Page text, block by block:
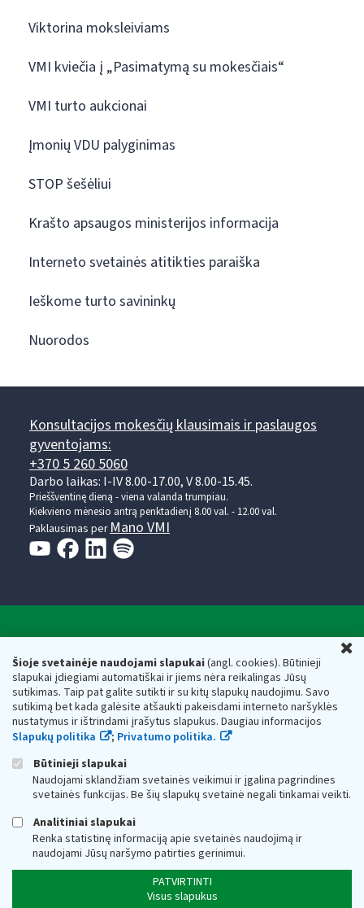
Šioje svetainėje naudojami slapukai(angl. cookies). Būtinieji
slapukai įdiegiami automatiškai ir jiems nėra reikalingas Jūsų
sutikimas. Taip pat galite sutikti ir su kitų slapukų naudojimu. Savo
sutikimą bet kada galėsite atšaukti pakeisdami interneto naršyklės
nustatymus ir ištrindami įrašytus slapukus. Daugiau informacijos
Slapukų politika
; Privatumo politika.
Būtinieji slapukai
Naudojami sklandžiam svetainės veikimui ir įgalina pagrindines
svetainės funkcijas. Be šių slapukų svetainė negali tinkamai veikti.
Analitiniai slapukai
Renka statistinę informaciją apie svetainės naudojimą ir
naudojami Jūsų naršymo patirties gerinimui.
PATVIRTINTI
Visus slapukus
Viktorina moksleiviams
VMI kviečia į „Pasimatymą su mokesčiais“
VMI turto aukcionai
Įmonių VDU palyginimas
STOP šešėliui
Krašto apsaugos ministerijos informacija
Interneto svetainės atitikties paraiška
Ieškome turto savininkų
Nuorodos
Konsultacijos mokesčių klausimais ir paslaugos
gyventojams:
+370 5 260 5060
Darbo laikas: I-IV 8.00-17.00, V 8.00-15.45.
Prieššventinę dieną - viena valanda trumpiau.
Kiekvieno mėnesio antrą penktadienį 8.00 val. - 12.00 val.
Paklausimas per Mano VMI
Respublikos finansų ministerijos
Biudžetinė įstaiga. Juridinio asmens kodas — 188659752,
adresas: Vasario 16-osios g. 14, 01107 Vilnius, Lietuva, el.paštas:
vmi@vmi.lt, E. pristatymo dėžutės adresas 188659752
Duomenys apie Valstybinę mokesčių inspekciją prie Lietuvos
Respublikos finansų ministerijos kaupiami ir saugomi Juridinių